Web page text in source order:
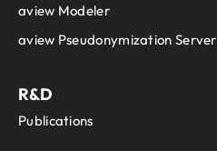
aview Modeler
aview Pseudonymization Server
R&D
Publications